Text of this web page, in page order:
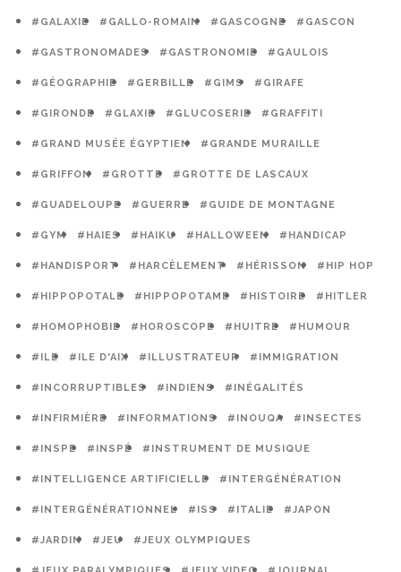
#GALAXIE #GALLO-ROMAIN #GASCOGNE #GASCON
#GASTRONOMADES #GASTRONOMIE #GAULOIS
#GÉOGRAPHIE #GERBILLE #GIMS #GIRAFE
#GIRONDE #GLAXIE #GLUCOSERIE #GRAFFITI
#GRAND MUSÉE ÉGYPTIEN #GRANDE MURAILLE
#GRIFFON #GROTTE #GROTTE DE LASCAUX
#GUADELOUPE #GUERRE #GUIDE DE MONTAGNE
#GYM #HAIES #HAIKU #HALLOWEEN #HANDICAP
#HANDISPORT #HARCÈLEMENT #HÉRISSON #HIP HOP
#HIPPOPOTALE #HIPPOPOTAME #HISTOIRE #HITLER
#HOMOPHOBIE #HOROSCOPE #HUITRE #HUMOUR
#ILE #ILE D'AIX #ILLUSTRATEUR #IMMIGRATION
#INCORRUPTIBLES #INDIENS #INÉGALITÉS
#INFIRMIÈRE #INFORMATIONS #INOUQA #INSECTES
#INSPE #INSPÉ #INSTRUMENT DE MUSIQUE
#INTELLIGENCE ARTIFICIELLE #INTERGÉNÉRATION
#INTERGÉNÉRATIONNEL #ISS #ITALIE #JAPON
#JARDIN #JEU #JEUX OLYMPIQUES